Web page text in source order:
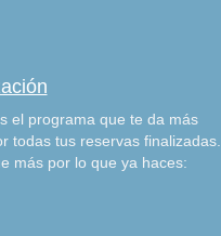
el programa que te da más
todas tus reservas finalizadas.
más por lo que ya haces: